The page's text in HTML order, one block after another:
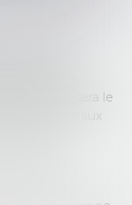
L. 612-1 et
avez la
de recourir
qui sera le
des Barreaux
:
de la